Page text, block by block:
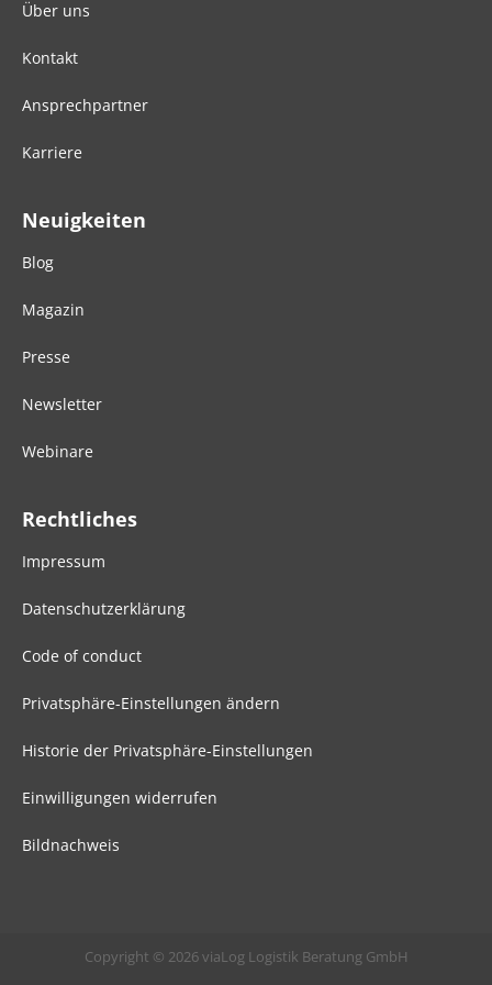
Über uns
Kontakt
Ansprechpartner
Karriere
Neuigkeiten
Blog
Magazin
Presse
Newsletter
Webinare
Rechtliches
Impressum
Datenschutzerklärung
Code of conduct
Privatsphäre-Einstellungen ändern
Historie der Privatsphäre-Einstellungen
Einwilligungen widerrufen
Bildnachweis
Copyright © 2026 viaLog Logistik Beratung GmbH